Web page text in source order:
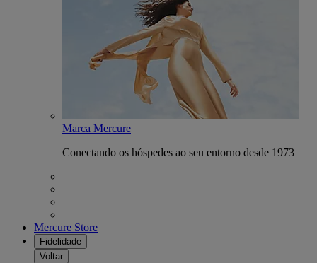
Marca Mercure
Conectando os hóspedes ao seu entorno desde 1973
Mercure Store
Fidelidade
Voltar